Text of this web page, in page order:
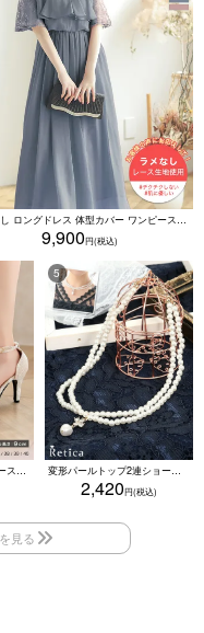
ラメなし ロングドレス 体型カバー ワンピース 敏感肌対応 結婚式 二次会 お呼ばれ 大人 上品 (Sサイズ～5Lサイズ)
9,900
スパンコールフラワーレースアンクルストラップハイヒールセパレートパンプス (ベージュ) 変形パールトップ2連ショートパールネックレス(ホワイト)
2,420